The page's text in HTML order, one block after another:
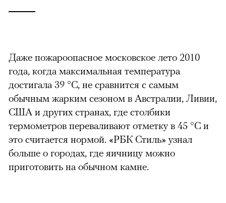
Даже пожароопасное московское лето 2010
года, когда максимальная температура
достигала 39 °С, не сравнится с самым
обычным жарким сезоном в Австралии, Ливии,
США и других странах, где столбики
термометров переваливают отметку в 45 °С и
это считается нормой. «РБК Стиль» узнал
больше о городах, где яичницу можно
приготовить на обычном камне.